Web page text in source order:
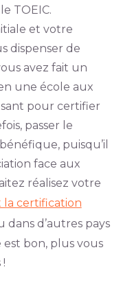
TOEIC.
et votre
dispenser de
avez fait un
une école aux
pour certifier
passer le
puisqu’il
face aux
réalisez votre
la certification
dans d’autres pays
bon, plus vous